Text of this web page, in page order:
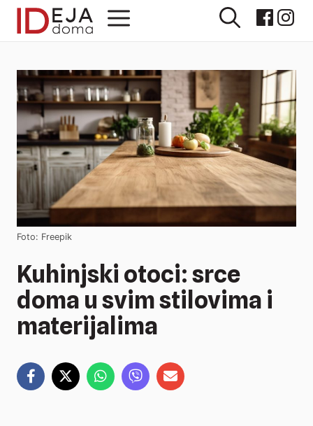
Preskoči
Foto: Freepik
Kuhinjski otoci: srce
doma u svim stilovima i
materijalima